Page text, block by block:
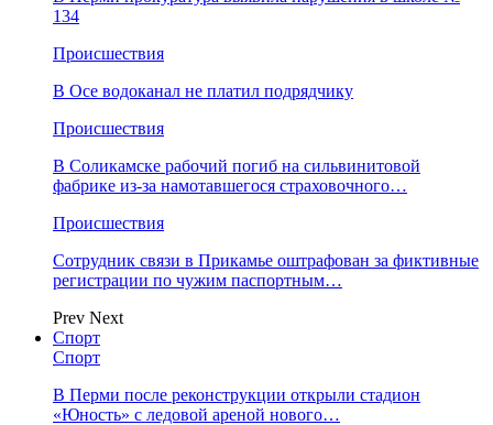
134
Происшествия
В Осе водоканал не платил подрядчику
Происшествия
В Соликамске рабочий погиб на сильвинитовой
фабрике из-за намотавшегося страховочного…
Происшествия
Сотрудник связи в Прикамье оштрафован за фиктивные
регистрации по чужим паспортным…
Prev Next
Спорт
Спорт
В Перми после реконструкции открыли стадион
«Юность» с ледовой ареной нового…